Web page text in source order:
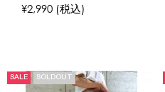
¥2,990 (税込)
SALE SOLDOUT